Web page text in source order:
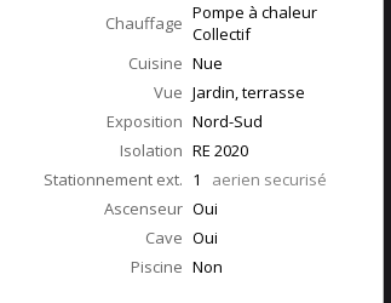
Chauffage Pompe à chaleur
Collectif
Cuisine Nue
Vue Jardin, terrasse
Exposition Nord-Sud
Isolation RE 2020
Stationnement ext. 1 aerien securisé
Ascenseur Oui
Cave Oui
Piscine Non